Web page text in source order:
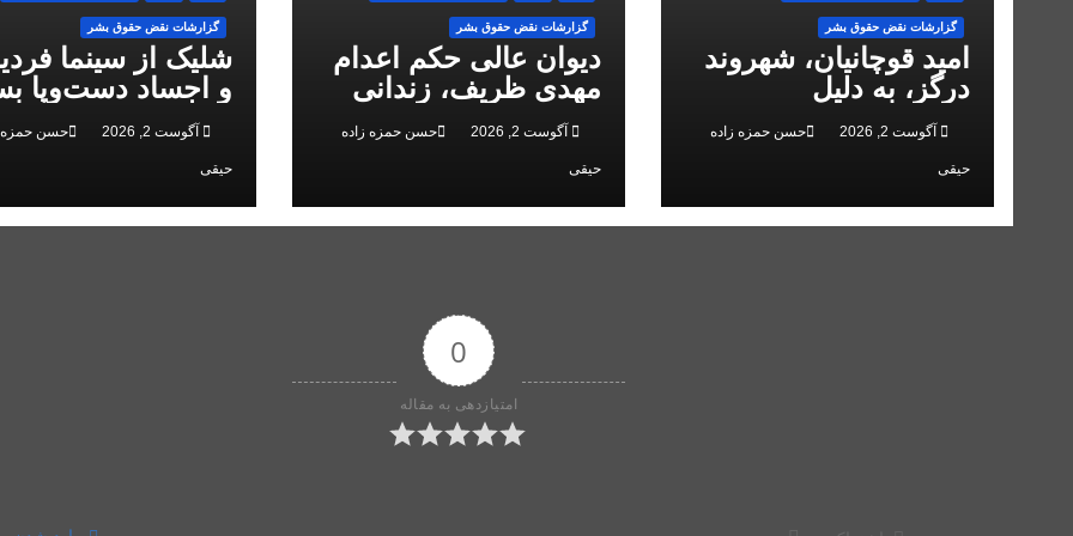
گزارشات نقض حقوق بشر
امید قوچانیان، شهروند
درگز، به دلیل
«مخالفت» با حکومت به
۵ سال زندان محکوم
شد
آگوست 2, 2026 حسن حمزه زاده
حیقی
گزارشات نقض حقوق بشر
دیوان عالی حکم اعدام
مهدی ظریف، زندانی
انقلاب ملی، را تایید کرد
آگوست 2, 2026 حسن حمزه زاده
حیقی
گزارشات نقض حقوق بشر
شلیک از سینما
و اجساد دست‌وپا
سرکوب انقلاب ملی
البرزآگوست 2, 2026 حسن حمزه
حیقی
0
امتیازدهی به مقاله